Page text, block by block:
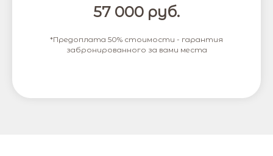
57 000 руб.
*Предоплата 50% стоимости - гарантия
забронированного за вами места